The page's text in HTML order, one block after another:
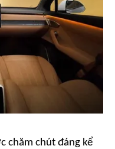
chăm chút đáng kể